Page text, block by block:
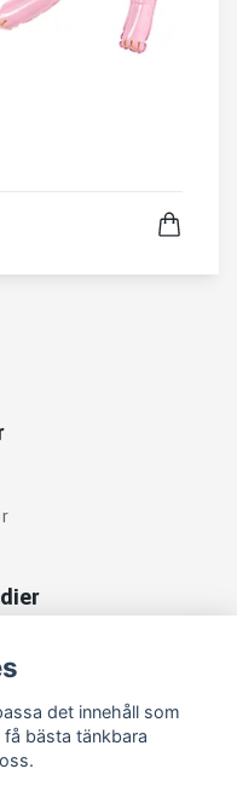
det innehåll som
bästa tänkbara